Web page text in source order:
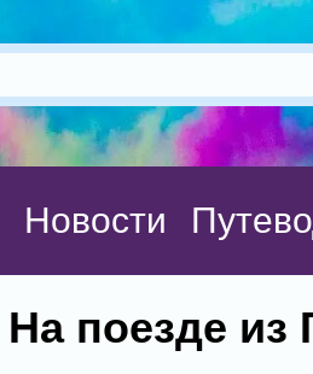
Новости
На поезде из